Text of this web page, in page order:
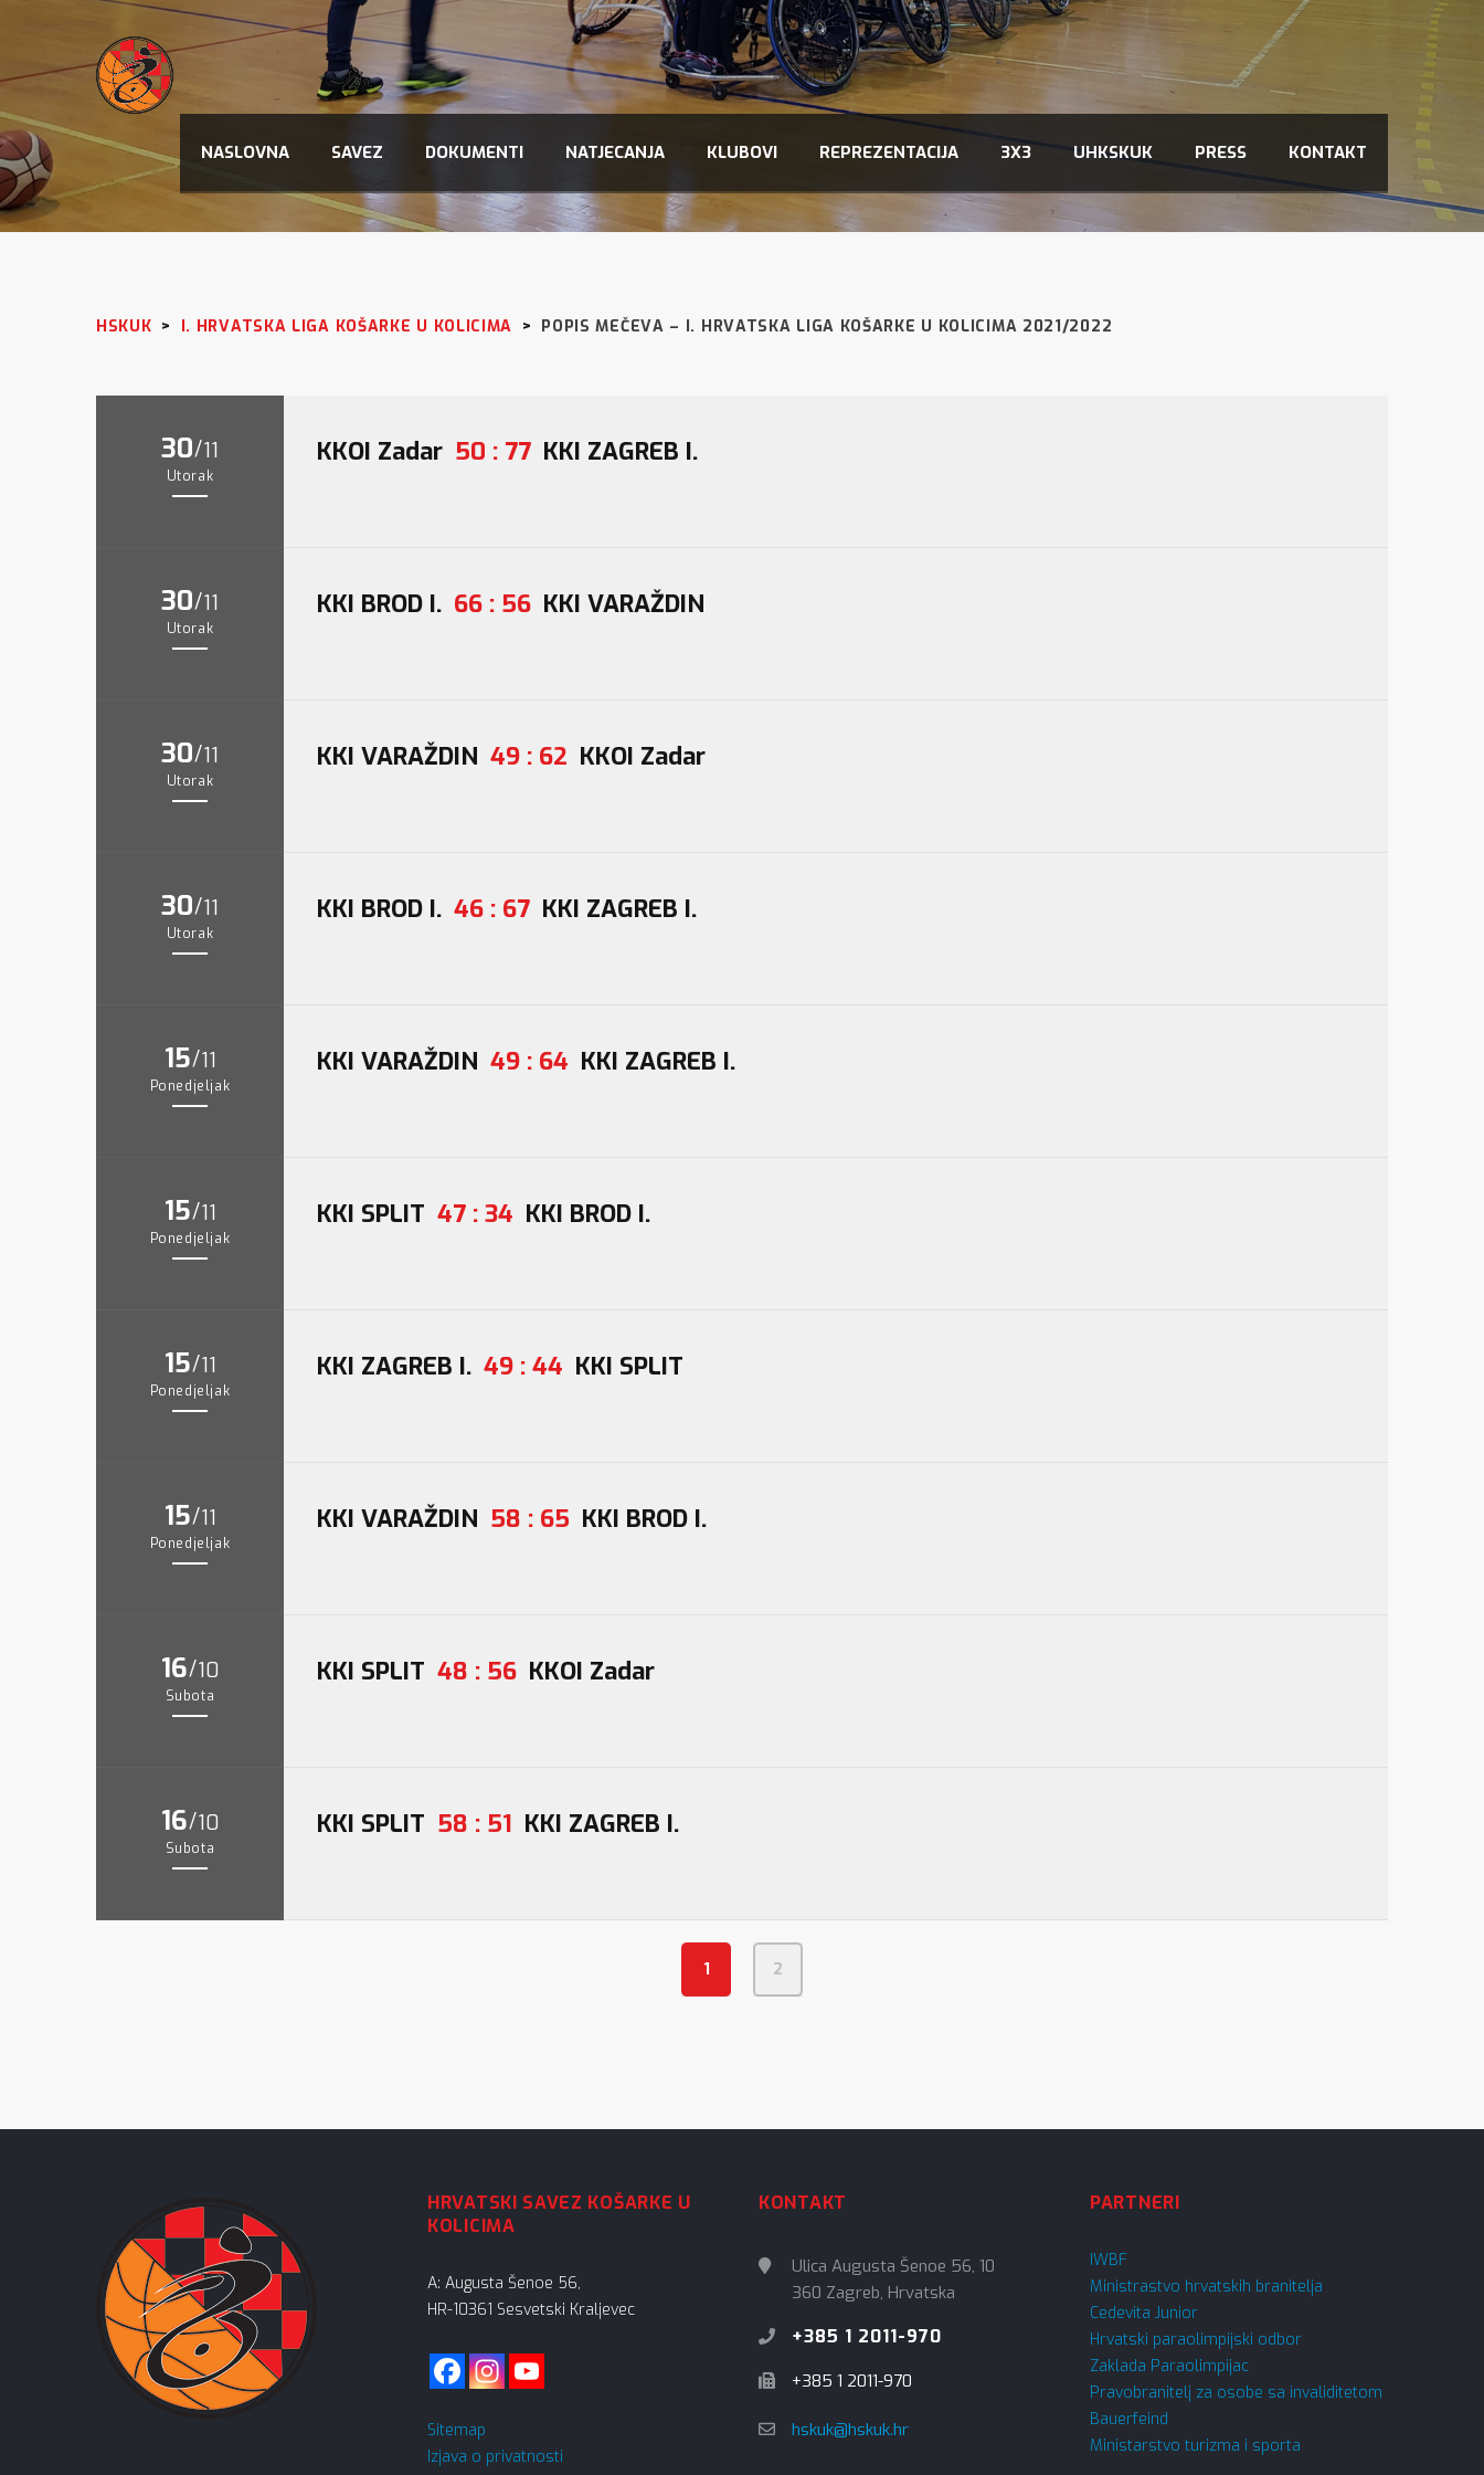
NASLOVNA SAVEZ DOKUMENTI NATJECANJA KLUBOVI REPREZENTACIJA 3X3 UHKSKUK PRESS KONTAKT
HSKUK > I. HRVATSKA LIGA KOŠARKE U KOLICIMA > POPIS MEČEVA – I. HRVATSKA LIGA KOŠARKE U KOLICIMA 2021/2022
30/11
Utorak
KKOI Zadar 50 : 77 KKI ZAGREB I.
30/11
Utorak
KKI BROD I. 66 : 56 KKI VARAŽDIN
30/11
Utorak
KKI VARAŽDIN 49 : 62 KKOI Zadar
30/11
Utorak
KKI BROD I. 46 : 67 KKI ZAGREB I.
15/11
Ponedjeljak
KKI VARAŽDIN 49 : 64 KKI ZAGREB I.
15/11
Ponedjeljak
KKI SPLIT 47 : 34 KKI BROD I.
15/11
Ponedjeljak
KKI ZAGREB I. 49 : 44 KKI SPLIT
15/11
Ponedjeljak
KKI VARAŽDIN 58 : 65 KKI BROD I.
16/10
Subota
KKI SPLIT 48 : 56 KKOI Zadar
16/10
Subota
KKI SPLIT 58 : 51 KKI ZAGREB I.
1 2
HRVATSKI SAVEZ KOŠARKE U
KOLICIMA
A: Augusta Šenoe 56,
HR-10361 Sesvetski Kraljevec
Sitemap
Izjava o privatnosti
KONTAKT
Ulica Augusta Šenoe 56, 10
360 Zagreb, Hrvatska
+385 1 2011-970
+385 1 2011-970
hskuk@hskuk.hr
PARTNERI
IWBF
Ministrastvo hrvatskih branitelja
Cedevita Junior
Hrvatski paraolimpijski odbor
Zaklada Paraolimpijac
Pravobranitelj za osobe sa invaliditetom
Bauerfeind
Ministarstvo turizma i sporta